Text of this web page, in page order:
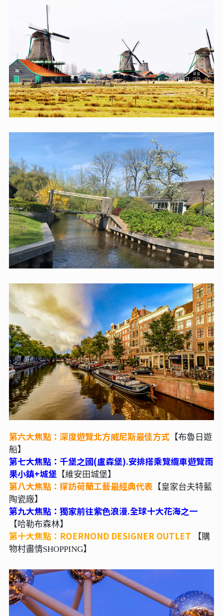
第六大焦點：深度遊覽北方威尼斯最佳方式【布魯日遊
船】
第七大焦點：千堡之國(盧森堡).安排搭乘覽纜車遊覽雨
果小鎮+城堡【維安田城堡】
第八大焦點：探訪荷蘭工藝最經典代表 【皇家台夫特藍
陶瓷廠】
第九大焦點：獨家前往紫色浪漫.全球十大花海之一
【哈勒布森林】
第十大焦點：ROERNOND DESIGNER OUTLET 【購
物村盡情SHOPPING】